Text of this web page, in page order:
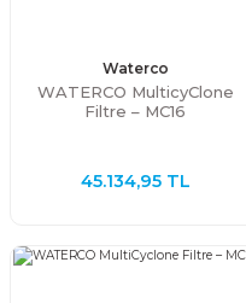
Waterco
WATERCO MulticyClone
Filtre – MC16
45.134,95 TL